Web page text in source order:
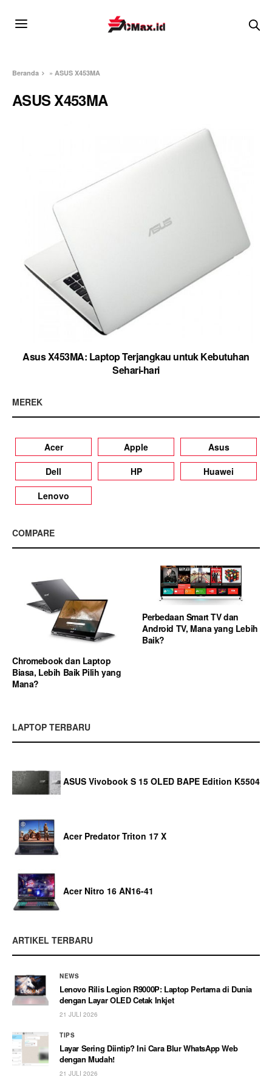
Beranda » ASUS X453MA
ASUS X453MA
Asus X453MA: Laptop Terjangkau untuk Kebutuhan
Sehari-hari
MEREK
Acer Apple
Asus
Dell
HP
Huawei
Lenovo
COMPARE
Chromebook dan Laptop
Biasa, Lebih Baik Pilih yang
Mana?
Perbedaan Smart TV dan
Android TV, Mana yang Lebih
Baik?
LAPTOP TERBARU
ASUS Vivobook S 15 OLED BAPE Edition K5504
Acer Predator Triton 17 X
Acer Nitro 16 AN16-41
ARTIKEL TERBARU
NEWS
Lenovo Rilis Legion R9000P: Laptop Pertama di Dunia
dengan Layar OLED Cetak Inkjet
21 JULI 2026
TIPS
Layar Sering Diintip? Ini Cara Blur WhatsApp Web
dengan Mudah!
21 JULI 2026